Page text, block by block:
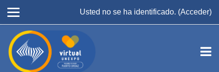
Usted no se ha identificado. (Acceder)